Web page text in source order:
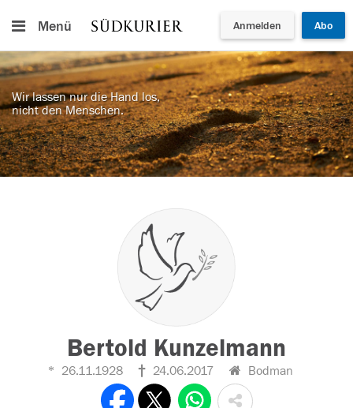
Menü Anmelden Abo
Wir lassen nur die Hand los,
nicht den Menschen.
Bertold Kunzelmann
26.11.1928 24.06.2017 Bodman